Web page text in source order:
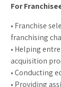
For
• Franchise
franchising
• Helping
acquisition
• Conducting
• Providing